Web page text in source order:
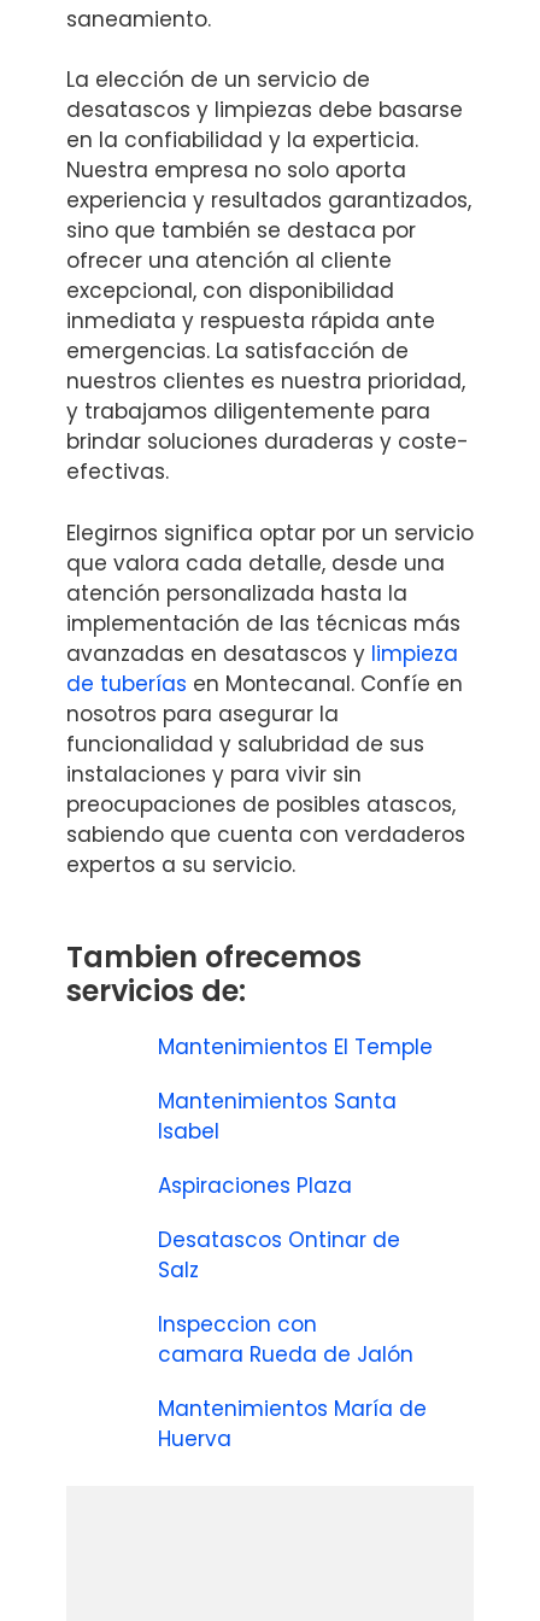
saneamiento.
La elección de un servicio de
desatascos y limpiezas debe basarse
en la confiabilidad y la experticia.
Nuestra empresa no solo aporta
experiencia y resultados garantizados,
sino que también se destaca por
ofrecer una atención al cliente
excepcional, con disponibilidad
inmediata y respuesta rápida ante
emergencias. La satisfacción de
nuestros clientes es nuestra prioridad,
y trabajamos diligentemente para
brindar soluciones duraderas y coste-
efectivas.
Elegirnos significa optar por un servicio
que valora cada detalle, desde una
atención personalizada hasta la
implementación de las técnicas más
avanzadas en desatascos y limpieza
de tuberías en Montecanal. Confíe en
nosotros para asegurar la
funcionalidad y salubridad de sus
instalaciones y para vivir sin
preocupaciones de posibles atascos,
sabiendo que cuenta con verdaderos
expertos a su servicio.
Tambien ofrecemos
servicios de:
Mantenimientos El Temple
Mantenimientos Santa
Isabel
Aspiraciones Plaza
Desatascos Ontinar de
Salz
Inspeccion con
camara Rueda de Jalón
Mantenimientos María de
Huerva